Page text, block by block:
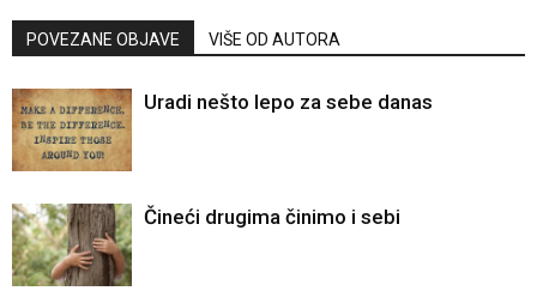
POVEZANE OBJAVE VIŠE OD AUTORA
Uradi nešto lepo za sebe danas
Čineći drugima činimo i sebi